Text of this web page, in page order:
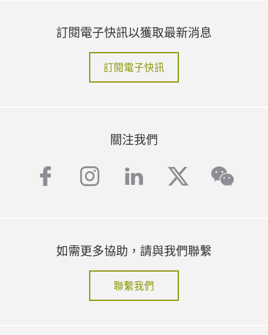
訂閱電子快訊以獲取最新消息
訂閱電子快訊
關注我們
facebook
instagram
linkedintwitter
如需更多協助，請與我們聯繫
聯繫我們